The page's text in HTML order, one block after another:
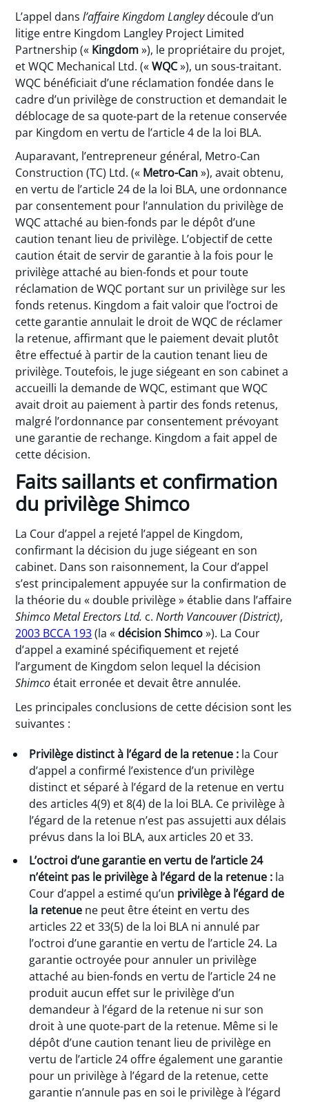
L’appel dansl’affaire Kingdom Langleydécoule d’un
litige entre Kingdom Langley Project Limited
Partnership (« Kingdom»), le propriétaire du projet,
et WQC Mechanical Ltd. («WQC»), un sous-traitant.
WQC bénéficiait d’une réclamation fondée dans le
cadre d’un privilège de construction et demandait le
déblocage de sa quote-part de la retenue conservée
par Kingdom en vertu de l’article 4 de la loi BLA.
Auparavant, l’entrepreneur général, Metro-Can
Construction (TC) Ltd. (« Metro-Can»), avait obtenu,
en vertu de l’article 24 de la loi BLA, une ordonnance
par consentement pour l’annulation du privilège de
WQC attaché au bien-fonds par le dépôt d’une
caution tenant lieu de privilège. L’objectif de cette
caution était de servir de garantie à la fois pour le
privilège attaché au bien-fonds et pour toute
réclamation de WQC portant sur un privilège sur les
fonds retenus. Kingdom a fait valoir que l’octroi de
cette garantie annulait le droit de WQC de réclamer
la retenue, affirmant que le paiement devait plutôt
être effectué à partir de la caution tenant lieu de
privilège. Toutefois, le juge siégeant en son cabinet a
accueilli la demande de WQC, estimant que WQC
avait droit au paiement à partir des fonds retenus,
malgré l’ordonnance par consentement prévoyant
une garantie de rechange. Kingdom a fait appel de
cette décision.
Faits saillants et confirmation
du privilège Shimco
La Cour d’appel a rejeté l’appel de Kingdom,
confirmant la décision du juge siégeant en son
cabinet. Dans son raisonnement, la Cour d’appel
s’est principalement appuyée sur la confirmation de
la théorie du « double privilège » établie dans l’affaire
Shimco Metal Erectors Ltd. c. North Vancouver (District),
2003 BCCA 193(la « décision Shimco»). La Cour
d’appel a examiné spécifiquement et rejeté
l’argument de Kingdom selon lequel la décision
Shimco était erronée et devait être annulée.
Les principales conclusions de cette décision sont les
suivantes :
Privilège distinct à l’égard de la retenue : la Cour
d’appel a confirmé l’existence d’un privilège
distinct et séparé à l’égard de la retenue en vertu
des articles 4(9) et 8(4) de la loi BLA. Ce privilège à
l’égard de la retenue n’est pas assujetti aux délais
prévus dans la loi BLA, aux articles 20 et 33.
L’octroi d’une garantie en vertu de l’article 24
n’éteint pas le privilège à l’égard de la retenue : la
Cour d’appel a estimé qu’un privilège à l’égard de
la retenue ne peut être éteint en vertu des
articles 22 et 33(5) de la loi BLA ni annulé par
l’octroi d’une garantie en vertu de l’article 24. La
garantie octroyée pour annuler un privilège
attaché au bien-fonds en vertu de l’article 24 ne
produit aucun effet sur le privilège d’un
demandeur à l’égard de la retenue ni sur son
droit à une quote-part de la retenue. Même si le
dépôt d’une caution tenant lieu de privilège en
vertu de l’article 24 offre également une garantie
pour un privilège à l’égard de la retenue, cette
garantie n’annule pas en soi le privilège à l’égard